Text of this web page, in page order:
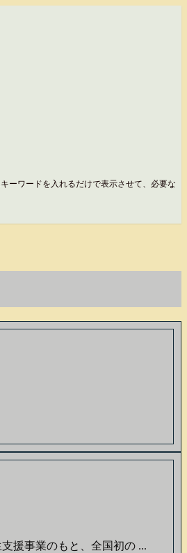
ーワードを入れるだけで表示させて、必要な
援事業のもと、全国初の ...